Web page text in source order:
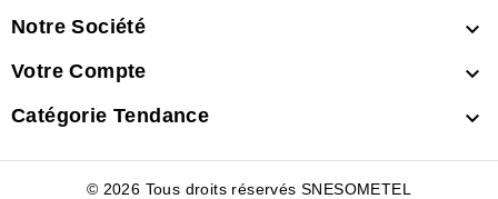
Notre Société 
Votre Compte 
Catégorie Tendance 
© 2026 Tous droits réservés SNESOMETEL